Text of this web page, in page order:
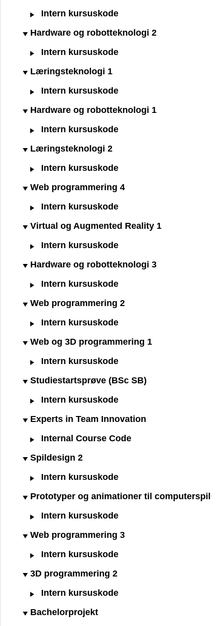
Intern kursuskode
Hardware og robotteknologi 2
Intern kursuskode
Læringsteknologi 1
Intern kursuskode
Hardware og robotteknologi 1
Intern kursuskode
Læringsteknologi 2
Intern kursuskode
Web programmering 4
Intern kursuskode
Virtual og Augmented Reality 1
Intern kursuskode
Hardware og robotteknologi 3
Intern kursuskode
Web programmering 2
Intern kursuskode
Web og 3D programmering 1
Intern kursuskode
Studiestartsprøve (BSc SB)
Intern kursuskode
Experts in Team Innovation
Internal Course Code
Spildesign 2
Intern kursuskode
Prototyper og animationer til computerspil
Intern kursuskode
Web programmering 3
Intern kursuskode
3D programmering 2
Intern kursuskode
Bachelorprojekt